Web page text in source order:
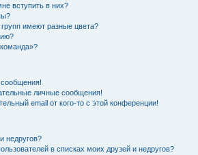
вступить в них?
имеют разные цвета?
личные сообщения!
email от кого-то с этой конференции!
недругов?
в списках моих друзей и недругов?